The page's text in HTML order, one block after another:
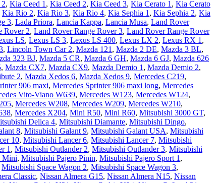
, Kia Ceed 1 , Kia Ceed 2, Kia Ceed 3, Kia Cerato 1 , Kia Cerato
Kia Rio 2, Kia Rio 3, Kia Rio 4, Kia Sephia 1 , Kia Sephia 2, Kia
3, Lada Priora, Lancia Kappa, Lancia Musa, Land Rover
Rover 2, Land Rover Range Rover 3, Land Rover Range Rover
LS, Lexus LS 3, Lexus LS 400, Lexus LX 2, Lexus RX 1 ,
, Lincoln Town Car 2, Mazda 121 , Mazda 2 DE, Mazda 3 BL,
323 BJ, Mazda 5 CR, Mazda 6 GH, Mazda 6 GJ, Mazda 626
, Mazda CX7, Mazda CX9, Mazda Demio 1 , Mazda Demio 2,
2, Mazda Xedos 6, Mazda Xedos 9, Mercedes C219,
906 maxi, Mercedes Sprinter 906 maxi long, Mercedes
Vito-Viano W639, Mercedes W123, Mercedes W124,
, Mercedes W208, Mercedes W209, Mercedes W210,
, Mercedes X204, Mini R50, Mini R60, Mitsubishi 3000 GT,
Delica 4, Mitsubishi Diamante, Mitsubishi Dingo,
8, Mitsubishi Galant 9, Mitsubishi Galant USA, Mitsubishi
10, Mitsubishi Lancer 6, Mitsubishi Lancer 7, Mitsubishi
1 , Mitsubishi Outlander 2, Mitsubishi Outlander 3, Mitsubishi
Mini, Mitsubishi Pajero Pinin, Mitsubishi Pajero Sport 1 ,
Mitsubishi Space Wagon 2, Mitsubishi Space Wagon 3,
Classic, Nissan Almera G15, Nissan Almera N15, Nissan